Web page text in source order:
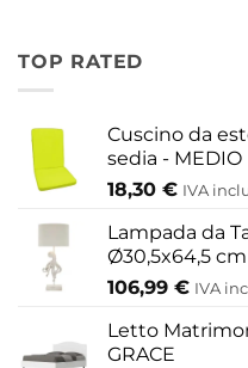
TOP RATED
Cuscino da
sedia - MEDIO
18,30 € IVA
Lampada da
Ø30,5x64,5 cm
106,99 € IVA
Letto
GRACE